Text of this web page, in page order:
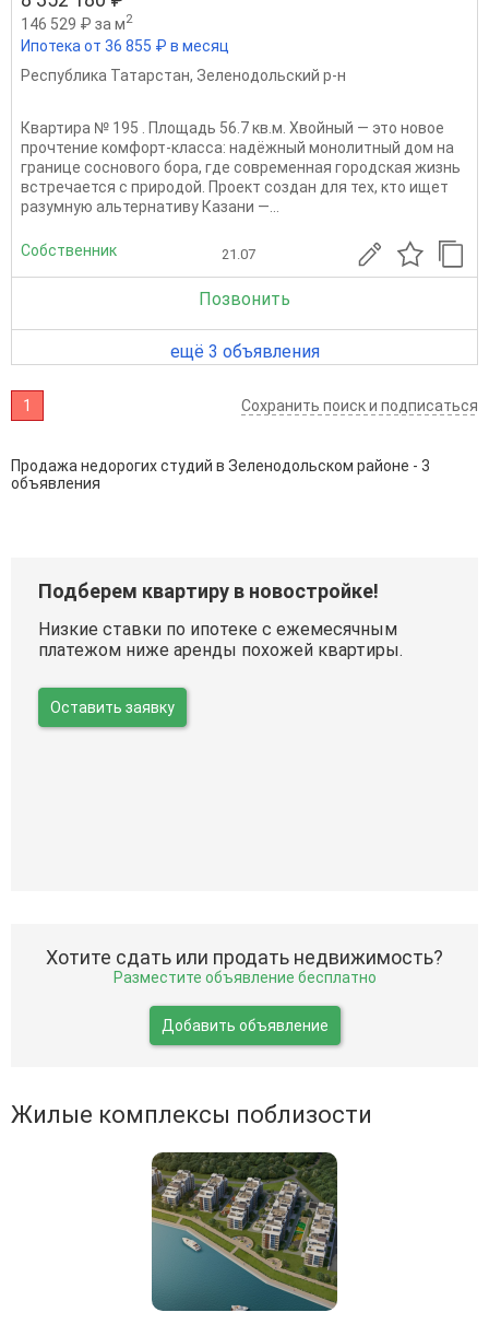
146 529 ₽ за м2
Ипотека от 36 855 ₽ в месяц
Республика Татарстан, Зеленодольский р-н
Квартира № 195 . Площадь 56.7 кв.м. Хвойный — это новое
прочтение комфорт‑класса: надёжный монолитный дом на
границе соснового бора, где современная городская жизнь
встречается с природой. Проект создан для тех, кто ищет
разумную альтернативу Казани —...
Собственник 21.07
Позвонить
ещё 3 объявления
1 Сохранить поиск и подписаться
Продажа недорогих студий в Зеленодольском районе - 3
объявления
Подберем квартиру в новостройке!
Низкие ставки по ипотеке с ежемесячным
платежом ниже аренды похожей квартиры.
Оставить заявку
Хотите сдать или продать недвижимость?
Разместите объявление бесплатно
Добавить объявление
Жилые комплексы поблизости